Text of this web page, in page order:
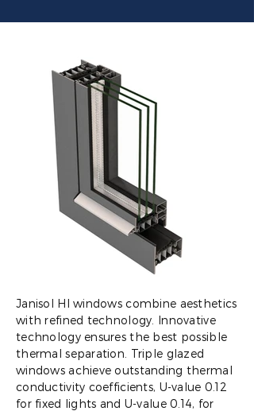
Janisol HI windows combine aesthetics
with refined technology. Innovative
technology ensures the best possible
thermal separation. Triple glazed
windows achieve outstanding thermal
conductivity coefficients, U-value 0.12
for fixed lights and U-value 0.14, for